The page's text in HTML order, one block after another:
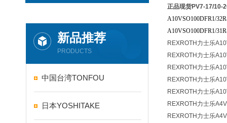
新品推荐
PRODUCTS
中国台湾TONFOU
日本YOSHITAKE
正品现货PV7-17/10-
A10VSO100DFR1/
A10VSO100DFR1/
REXROTH力士乐
REXROTH力士乐
REXROTH力士乐
REXROTH力士乐
REXROTH力士乐
REXROTH力士乐
REXROTH力士乐